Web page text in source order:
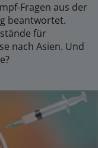
Fragen aus der
beantwortet.
für
nach Asien. Und